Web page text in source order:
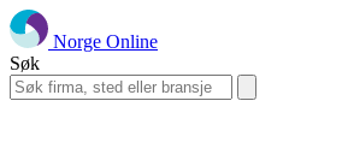
Norge Online
Søk